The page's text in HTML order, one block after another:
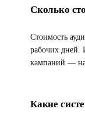
Сколько
Стоимость
рабочих дней.
кампаний —
Какие